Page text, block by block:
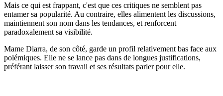
Mais ce qui est frappant, c'est que ces critiques ne semblent pas
entamer sa popularité. Au contraire, elles alimentent les discussions,
maintiennent son nom dans les tendances, et renforcent
paradoxalement sa visibilité.
Mame Diarra, de son côté, garde un profil relativement bas face aux
polémiques. Elle ne se lance pas dans de longues justifications,
préférant laisser son travail et ses résultats parler pour elle.